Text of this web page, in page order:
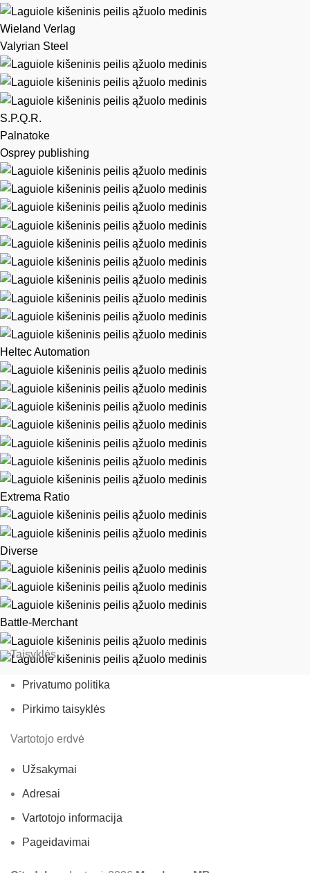
Wieland Verlag
Valyrian Steel
S.P.Q.R.
Palnatoke
Osprey publishing
Heltec Automation
Extrema Ratio
Diverse
Battle-Merchant
Taisyklės
Privatumo politika
Pirkimo taisyklės
Vartotojo erdvė
Užsakymai
Adresai
Vartotojo informacija
Pageidavimai